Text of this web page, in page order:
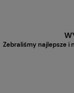
Zebraliśmy najlepsze i